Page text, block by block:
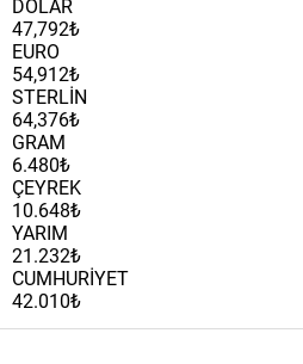
DOLAR
47,792₺
EURO
54,912₺
STERLİN
64,376₺
GRAM
6.480₺
ÇEYREK
10.648₺
YARIM
21.232₺
CUMHURİYET
42.010₺